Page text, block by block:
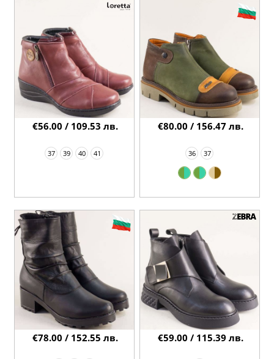
37 39 40 41
€56.00 / 109.53 лв.
36 37
€80.00 / 156.47 лв.
€78.00 / 152.55 лв. €59.00 / 115.39 лв.